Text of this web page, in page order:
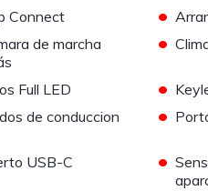
Connect •
de marcha
•
Full LED •
de conduccion •
USB-C •